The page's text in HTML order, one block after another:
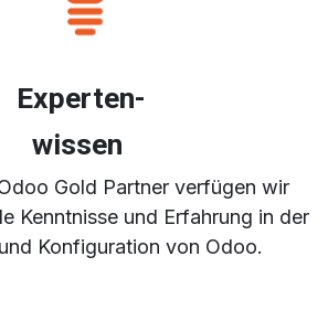
Experten-
wissen
Gold Partner verfügen wir
Kenntnisse und Erfahrung in der
Konfiguration von Odoo.